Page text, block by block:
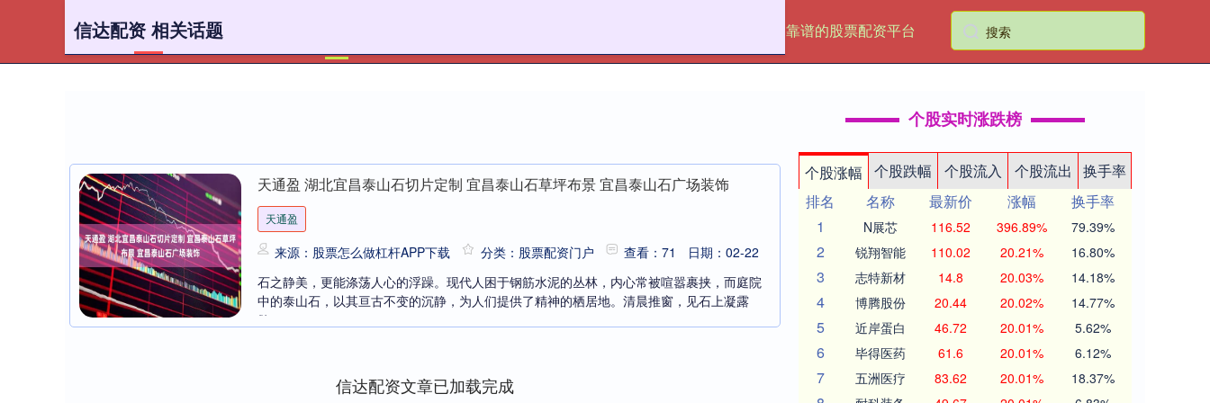
靠谱的股票配资平台
信达配资 相关话题
天通盈 湖北宜昌泰山石切片定制 宜昌泰山石草坪布景 宜昌泰山石广场装饰
天通盈
来源：股票怎么做杠杆APP下载 分类：股票配资门户 查看：71
日期：02-22
石之静美，更能涤荡人心的浮躁。现代人困于钢筋水泥的丛林，内心常被喧嚣裹挟，而庭院
中的泰山石，以其亘古不变的沉静，为人们提供了精神的栖居地。清晨推窗，见石上凝露
欲....
信达配资文章已加载完成
个股实时涨跌榜
个股涨幅 个股跌幅 个股流入 个股流出
换手率
排名
名称 最新价 涨幅
换手率
1
N展芯 116.52 396.89% 79.39%
2 锐翔智能 110.02 20.21% 16.80%
3 志特新材 14.8 20.03% 14.18%
4 博腾股份 20.44 20.02% 14.77%
5 近岸蛋白 46.72 20.01% 5.62%
6 毕得医药 61.6 20.01% 6.12%
7 五洲医疗 83.62 20.01% 18.37%